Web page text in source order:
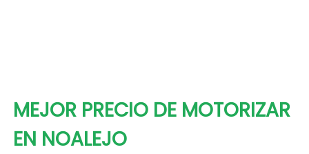
MEJOR PRECIO DE MOTORIZAR
EN NOALEJO